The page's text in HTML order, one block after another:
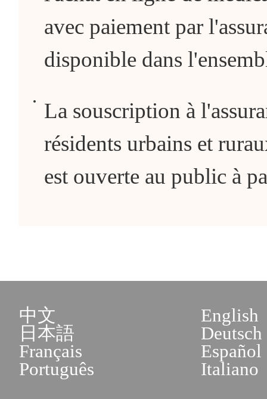
avec paiement par
disponible dans
La souscription à
résidents urbains et
est ouverte au public à
中文
English
日本語
Deutsch
Français
Español
Português
Italiano